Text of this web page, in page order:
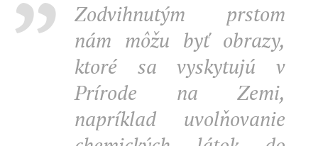
Zodvihnutým prstom
nám môžu byť obrazy,
ktoré sa vyskytujú v
Prírode na Zemi,
napríklad uvolňovanie